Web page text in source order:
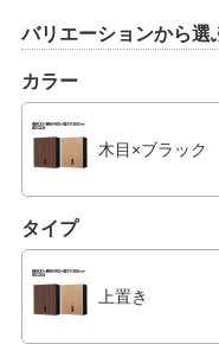
バリエーションから選
カラー
木目×ブラック
タイプ
上置き